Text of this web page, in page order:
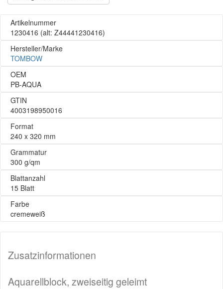
Artikelnummer
1230416 (alt: Z44441230416)
Hersteller/Marke
TOMBOW
OEM
PB-AQUA
GTIN
4003198950016
Format
240 x 320 mm
Grammatur
300 g/qm
Blattanzahl
15 Blatt
Farbe
cremeweiß
Zusatzinformationen
Aquarellblock, zweiseitig geleimt